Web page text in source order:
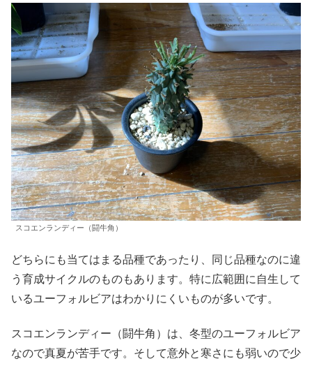
スコエンランディー（闘牛角）
どちらにも当てはまる品種であったり、同じ品種なのに違
う育成サイクルのものもあります。特に広範囲に自生して
いるユーフォルビアはわかりにくいものが多いです。
スコエンランディー（闘牛角）は、冬型のユーフォルビア
なので真夏が苦手です。そして意外と寒さにも弱いので少